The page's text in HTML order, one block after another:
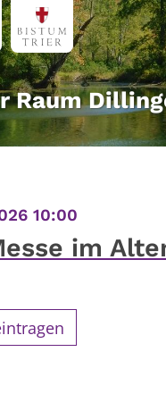
Raum
10:00
im